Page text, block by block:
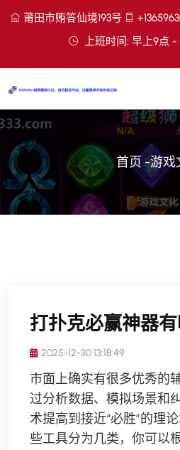
莆田市贿答仙境193号
上班时间: 早上9点 -
首页-游戏
打扑克必赢神器
2025-12-30 13:18:49
市面上确实有很多优秀的
过分析数据、模拟场景和
术提高到接近“必胜”的理
些工具分为几类，你可以